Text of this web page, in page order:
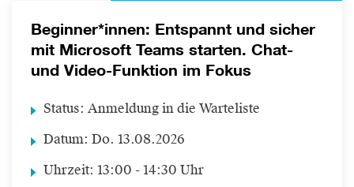
Beginner*innen: Entspannt und sicher
mit Microsoft Teams starten. Chat-
und Video-Funktion im Fokus
Status: Anmeldung in die Warteliste
Datum: Do. 13.08.2026
Uhrzeit: 13:00 - 14:30 Uhr